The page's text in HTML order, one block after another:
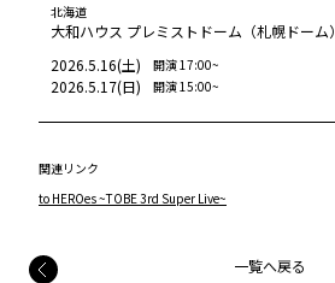
北海道
大和ハウス プレミストドーム（札幌ドーム）
2026.5.16(土) 開演17:00~
2026.5.17(日) 開演15:00~
関連リンク
to HEROes ~TOBE 3rd Super Live~
一覧へ戻る